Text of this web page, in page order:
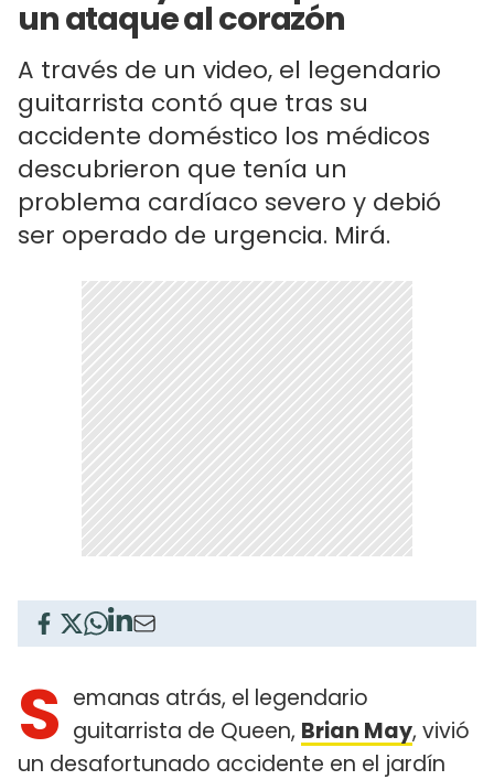
un ataque al corazón
A través de un video, el legendario
guitarrista contó que tras su
accidente doméstico los médicos
descubrieron que tenía un
problema cardíaco severo y debió
ser operado de urgencia. Mirá.
S emanas atrás, el legendario
guitarrista de Queen, Brian May, vivió
un desafortunado accidente en el jardín